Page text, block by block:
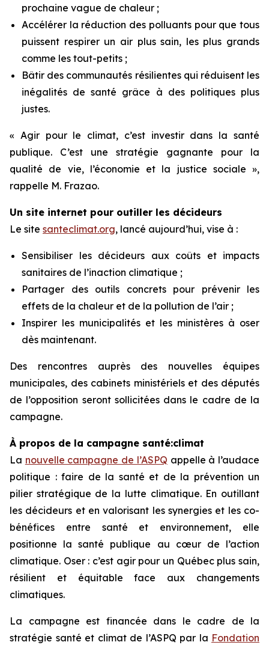
prochaine vague de chaleur ;
Accélérer la réduction des polluants pour que tous
puissent respirer un air plus sain, les plus grands
comme les tout-petits ;
Bâtir des communautés résilientes qui réduisent les
inégalités de santé grâce à des politiques plus
justes.
« Agir pour le climat, c’est investir dans la santé
publique. C’est une stratégie gagnante pour la
qualité de vie, l’économie et la justice sociale »,
rappelle M. Frazao.
Un site internet pour outiller les décideurs
Le site santeclimat.org, lancé aujourd’hui, vise à :
Sensibiliser les décideurs aux coûts et impacts
sanitaires de l’inaction climatique ;
Partager des outils concrets pour prévenir les
effets de la chaleur et de la pollution de l’air ;
Inspirer les municipalités et les ministères à oser
dès maintenant.
Des rencontres auprès des nouvelles équipes
municipales, des cabinets ministériels et des députés
de l’opposition seront sollicitées dans le cadre de la
campagne.
À propos de la campagne santé:climat
La nouvelle campagne de l’ASPQ appelle à l’audace
politique : faire de la santé et de la prévention un
pilier stratégique de la lutte climatique. En outillant
les décideurs et en valorisant les synergies et les co-
bénéfices entre santé et environnement, elle
positionne la santé publique au cœur de l’action
climatique. Oser : c’est agir pour un Québec plus sain,
résilient et équitable face aux changements
climatiques.
La campagne est financée dans le cadre de la
stratégie santé et climat de l’ASPQ par la Fondation